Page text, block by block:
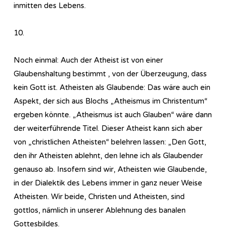
inmitten des Lebens.
10.
Noch einmal: Auch der Atheist ist von einer
Glaubenshaltung bestimmt , von der Überzeugung, dass
kein Gott ist. Atheisten als Glaubende: Das wäre auch ein
Aspekt, der sich aus Blochs „Atheismus im Christentum“
ergeben könnte. „Atheismus ist auch Glauben“ wäre dann
der weiterführende Titel. Dieser Atheist kann sich aber
von „christlichen Atheisten“ belehren lassen: „Den Gott,
den ihr Atheisten ablehnt, den lehne ich als Glaubender
genauso ab. Insofern sind wir, Atheisten wie Glaubende,
in der Dialektik des Lebens immer in ganz neuer Weise
Atheisten. Wir beide, Christen und Atheisten, sind
gottlos, nämlich in unserer Ablehnung des banalen
Gottesbildes.